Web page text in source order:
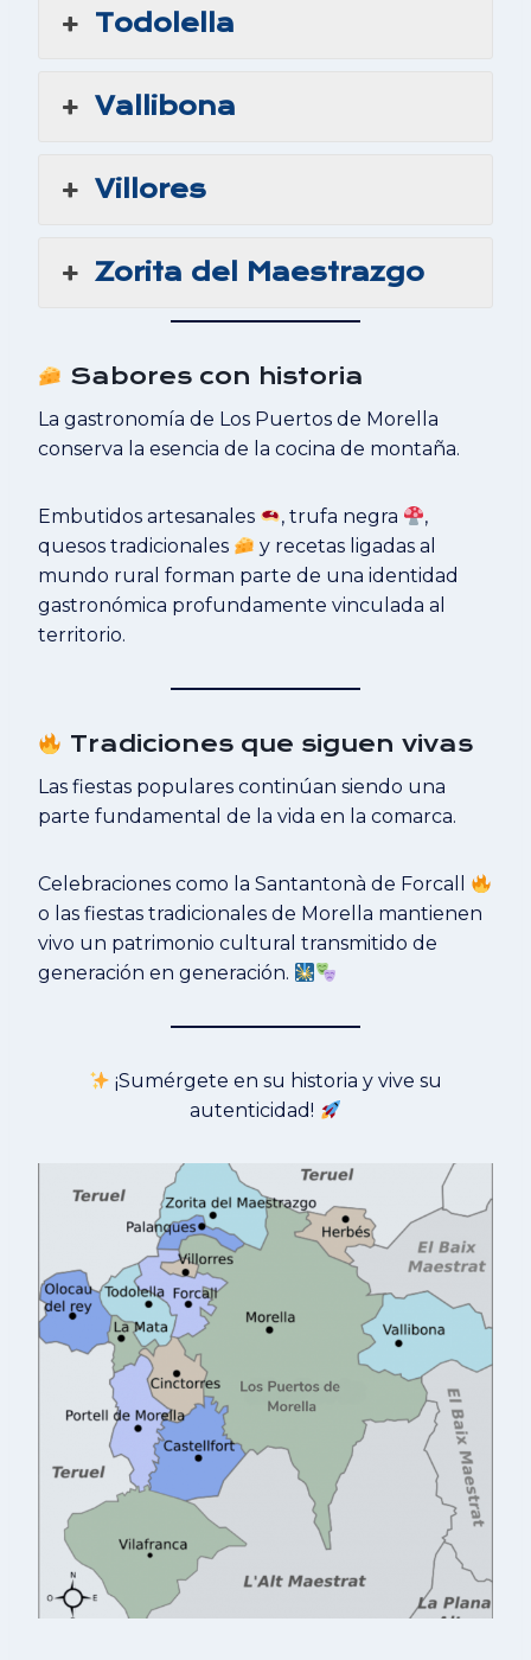
Todolella
Vallibona
Villores
Zorita del Maestrazgo
Sabores con historia
La gastronomía de Los Puertos de Morella
conserva la esencia de la cocina de montaña.
Embutidos artesanales , trufa negra
,
quesos tradicionales
y recetas ligadas al
mundo rural forman parte de una identidad
gastronómica profundamente vinculada al
territorio.
Tradiciones que siguen vivas
Las fiestas populares continúan siendo una
parte fundamental de la vida en la comarca.
Celebraciones como la Santantonà de Forcall
o las fiestas tradicionales de Morella mantienen
vivo un patrimonio cultural transmitido de
generación en generación.
¡Sumérgete en su historia y vive su
autenticidad!